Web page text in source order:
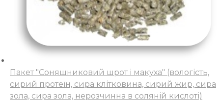
Пакет "Соняшниковий шрот і макуха" (вологість,
сирий протеїн, сира клітковина, сирий жир, сира
зола, сира зола, нерозчинна в соляній кислоті)